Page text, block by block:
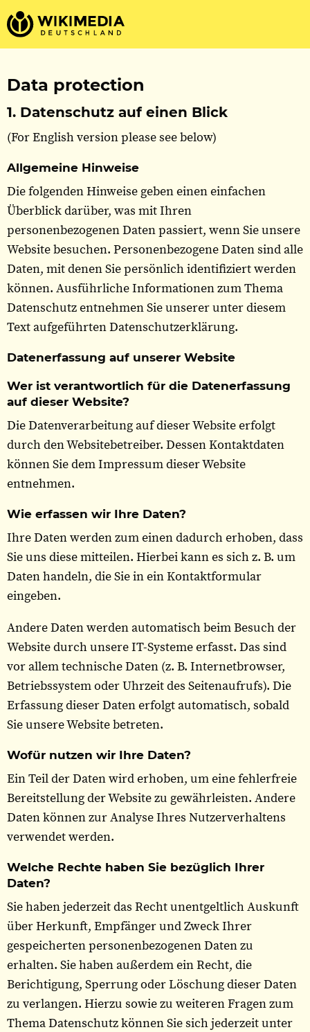
Data protection
1. Datenschutz auf einen Blick
(For English version please see below)
Allgemeine Hinweise
Die folgenden Hinweise geben einen einfachen
Überblick darüber, was mit Ihren
personenbezogenen Daten passiert, wenn Sie unsere
Website besuchen. Personenbezogene Daten sind alle
Daten, mit denen Sie persönlich identifiziert werden
können. Ausführliche Informationen zum Thema
Datenschutz entnehmen Sie unserer unter diesem
Text aufgeführten Datenschutzerklärung.
Datenerfassung auf unserer Website
Wer ist verantwortlich für die Datenerfassung
auf dieser Website?
Die Datenverarbeitung auf dieser Website erfolgt
durch den Websitebetreiber. Dessen Kontaktdaten
können Sie dem Impressum dieser Website
entnehmen.
Wie erfassen wir Ihre Daten?
Ihre Daten werden zum einen dadurch erhoben, dass
Sie uns diese mitteilen. Hierbei kann es sich z. B. um
Daten handeln, die Sie in ein Kontaktformular
eingeben.
Andere Daten werden automatisch beim Besuch der
Website durch unsere IT-Systeme erfasst. Das sind
vor allem technische Daten (z. B. Internetbrowser,
Betriebssystem oder Uhrzeit des Seitenaufrufs). Die
Erfassung dieser Daten erfolgt automatisch, sobald
Sie unsere Website betreten.
Wofür nutzen wir Ihre Daten?
Ein Teil der Daten wird erhoben, um eine fehlerfreie
Bereitstellung der Website zu gewährleisten. Andere
Daten können zur Analyse Ihres Nutzerverhaltens
verwendet werden.
Welche Rechte haben Sie bezüglich Ihrer
Daten?
Sie haben jederzeit das Recht unentgeltlich Auskunft
über Herkunft, Empfänger und Zweck Ihrer
gespeicherten personenbezogenen Daten zu
erhalten. Sie haben außerdem ein Recht, die
Berichtigung, Sperrung oder Löschung dieser Daten
zu verlangen. Hierzu sowie zu weiteren Fragen zum
Thema Datenschutz können Sie sich jederzeit unter